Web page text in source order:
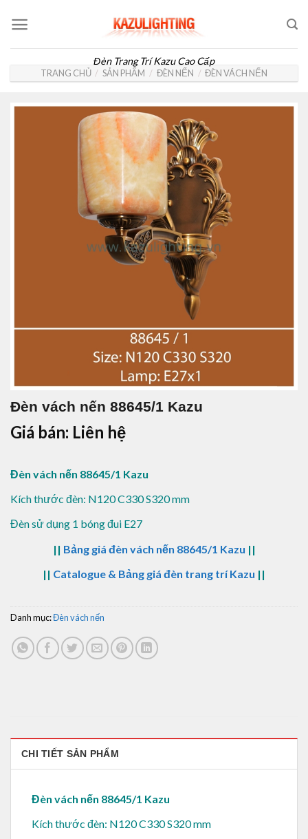
Đèn Trang Trí Kazu Cao Cấp
TRANG CHỦ / SẢN PHẨM / ĐÈN NẾN / ĐÈN VÁCH NẾN
Đèn vách nến 88645/1 Kazu
Giá bán: Liên hệ
Đèn vách nến 88645/1 Kazu
Kích thước đèn: N120 C330 S320 mm
Đèn sử dụng 1 bóng đui E27
|| Bảng giá đèn vách nến 88645/1 Kazu ||
|| Catalogue & Bảng giá đèn trang trí Kazu ||
Danh mục:Đèn vách nến
CHI TIẾT SẢN PHẨM
Đèn vách nến 88645/1 Kazu
Kích thước đèn: N120 C330 S320 mm